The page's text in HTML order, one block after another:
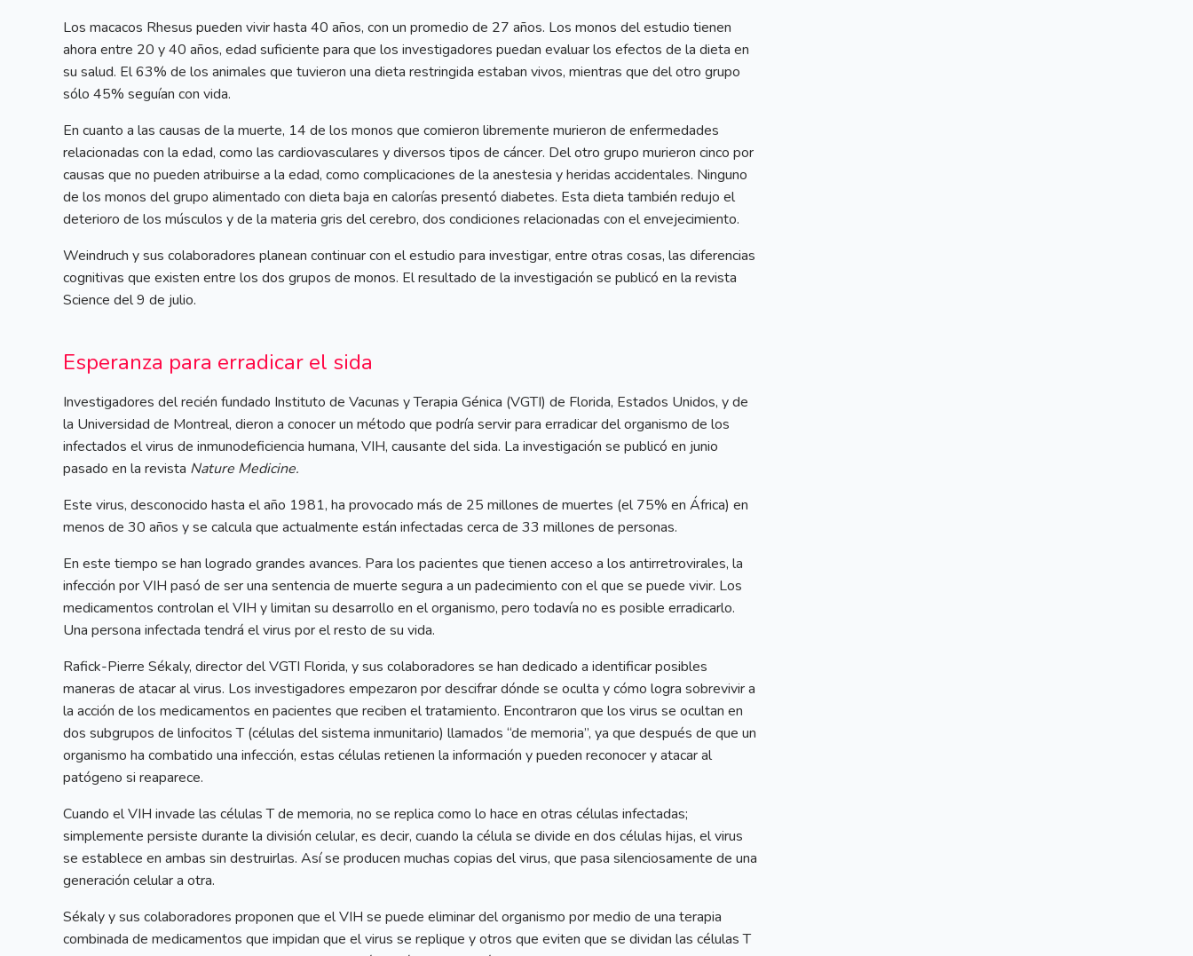
Los macacos Rhesus pueden vivir hasta 40 años, con un promedio de 27 años. Los monos del estudio tienen
ahora entre 20 y 40 años, edad suficiente para que los investigadores puedan evaluar los efectos de la dieta en
su salud. El 63% de los animales que tuvieron una dieta restringida estaban vivos, mientras que del otro grupo
sólo 45% seguían con vida.
En cuanto a las causas de la muerte, 14 de los monos que comieron libremente murieron de enfermedades
relacionadas con la edad, como las cardiovasculares y diversos tipos de cáncer. Del otro grupo murieron cinco por
causas que no pueden atribuirse a la edad, como complicaciones de la anestesia y heridas accidentales. Ninguno
de los monos del grupo alimentado con dieta baja en calorías presentó diabetes. Esta dieta también redujo el
deterioro de los músculos y de la materia gris del cerebro, dos condiciones relacionadas con el envejecimiento.
Weindruch y sus colaboradores planean continuar con el estudio para investigar, entre otras cosas, las diferencias
cognitivas que existen entre los dos grupos de monos. El resultado de la investigación se publicó en la revista
Science del 9 de julio.
Esperanza para erradicar el sida
Investigadores del recién fundado Instituto de Vacunas y Terapia Génica (VGTI) de Florida, Estados Unidos, y de
la Universidad de Montreal, dieron a conocer un método que podría servir para erradicar del organismo de los
infectados el virus de inmunodeficiencia humana, VIH, causante del sida. La investigación se publicó en junio
pasado en la revista Nature Medicine.
Este virus, desconocido hasta el año 1981, ha provocado más de 25 millones de muertes (el 75% en África) en
menos de 30 años y se calcula que actualmente están infectadas cerca de 33 millones de personas.
En este tiempo se han logrado grandes avances. Para los pacientes que tienen acceso a los antirretrovirales, la
infección por VIH pasó de ser una sentencia de muerte segura a un padecimiento con el que se puede vivir. Los
medicamentos controlan el VIH y limitan su desarrollo en el organismo, pero todavía no es posible erradicarlo.
Una persona infectada tendrá el virus por el resto de su vida.
Rafick-Pierre Sékaly, director del VGTI Florida, y sus colaboradores se han dedicado a identificar posibles
maneras de atacar al virus. Los investigadores empezaron por descifrar dónde se oculta y cómo logra sobrevivir a
la acción de los medicamentos en pacientes que reciben el tratamiento. Encontraron que los virus se ocultan en
dos subgrupos de linfocitos T (células del sistema inmunitario) llamados “de memoria”, ya que después de que un
organismo ha combatido una infección, estas células retienen la información y pueden reconocer y atacar al
patógeno si reaparece.
Cuando el VIH invade las células T de memoria, no se replica como lo hace en otras células infectadas;
simplemente persiste durante la división celular, es decir, cuando la célula se divide en dos células hijas, el virus
se establece en ambas sin destruirlas. Así se producen muchas copias del virus, que pasa silenciosamente de una
generación celular a otra.
Sékaly y sus colaboradores proponen que el VIH se puede eliminar del organismo por medio de una terapia
combinada de medicamentos que impidan que el virus se replique y otros que eviten que se dividan las células T